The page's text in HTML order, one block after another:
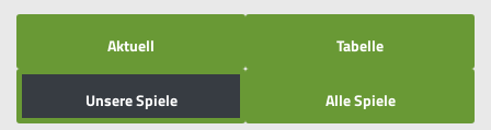
SpielbetriebAktuell Tabelle
Unsere Spiele Alle Spiele